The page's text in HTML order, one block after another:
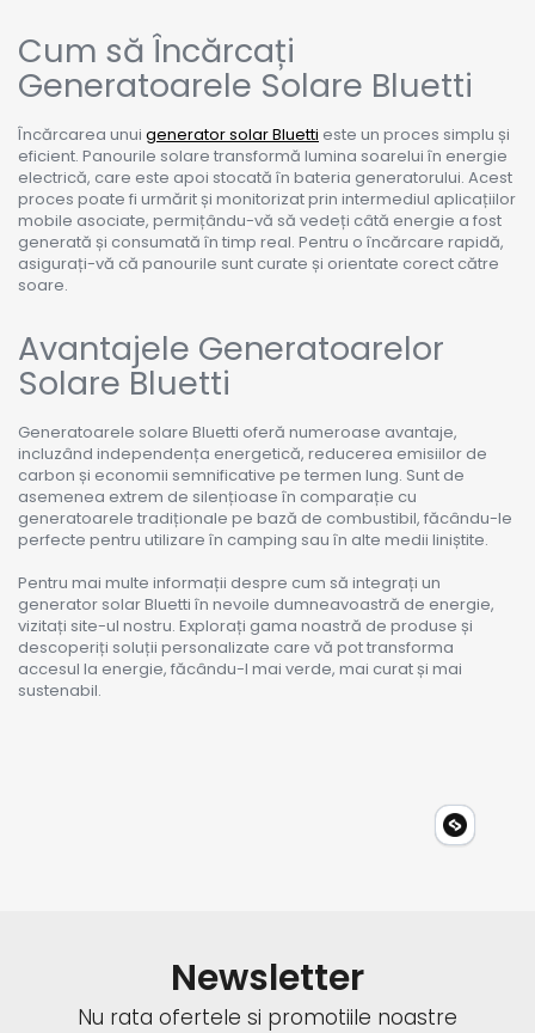
Cum să Încărcați
Generatoarele Solare Bluetti
Încărcarea unui generator solar Bluetti este un proces simplu și
eficient. Panourile solare transformă lumina soarelui în energie
electrică, care este apoi stocată în bateria generatorului. Acest
proces poate fi urmărit și monitorizat prin intermediul aplicațiilor
mobile asociate, permițându-vă să vedeți câtă energie a fost
generată și consumată în timp real. Pentru o încărcare rapidă,
asigurați-vă că panourile sunt curate și orientate corect către
soare.
Avantajele Generatoarelor
Solare Bluetti
Generatoarele solare Bluetti oferă numeroase avantaje,
incluzând independența energetică, reducerea emisiilor de
carbon și economii semnificative pe termen lung. Sunt de
asemenea extrem de silențioase în comparație cu
generatoarele tradiționale pe bază de combustibil, făcându-le
perfecte pentru utilizare în camping sau în alte medii liniștite.
Pentru mai multe informații despre cum să integrați un
generator solar Bluetti în nevoile dumneavoastră de energie,
vizitați site-ul nostru. Explorați gama noastră de produse și
descoperiți soluții personalizate care vă pot transforma
accesul la energie, făcându-l mai verde, mai curat și mai
sustenabil.
Newsletter
Nu rata ofertele si promotiile noastre